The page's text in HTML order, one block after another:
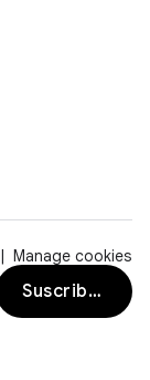
Manage cookies
Suscribirse